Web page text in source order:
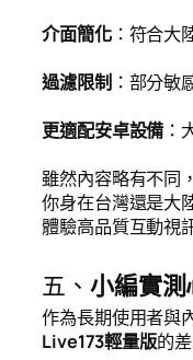
介面簡化：符合大
過濾限制 ：部分敏
更適配安卓設備 ：
雖然內容略有不同
你身在台灣還是大
體驗高品質互動視
五、 小編實
作為長期使用者與
Live173輕量版的